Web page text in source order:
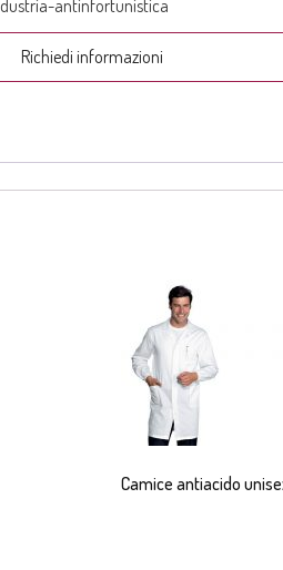
antinfortunistica
Richiedi informazioni
Camice antiacido